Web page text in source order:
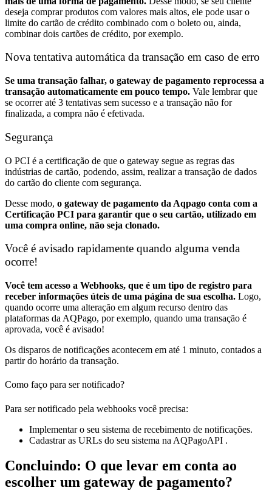
deseja comprar produtos com valores mais altos, ele pode usar o
limite do cartão de crédito combinado com o boleto ou, ainda,
combinar dois cartões de crédito, por exemplo.
Nova tentativa automática da transação em caso de erro
Se uma transação falhar, o gateway de pagamento reprocessa a
transação automaticamente em pouco tempo. Vale lembrar que
se ocorrer até 3 tentativas sem sucesso e a transação não for
finalizada, a compra não é efetivada.
Segurança
O PCI é a certificação de que o gateway segue as regras das
indústrias de cartão, podendo, assim, realizar a transação de dados
do cartão do cliente com segurança.
Desse modo, o gateway de pagamento da Aqpago conta com a
Certificação PCI para garantir que o seu cartão, utilizado em
uma compra online, não seja clonado.
Você é avisado rapidamente quando alguma venda
ocorre!
Você tem acesso a Webhooks, que é um tipo de registro para
receber informações úteis de uma página de sua escolha. Logo,
quando ocorre uma alteração em algum recurso dentro das
plataformas da AQPago, por exemplo, quando uma transação é
aprovada, você é avisado!
Os disparos de notificações acontecem em até 1 minuto, contados a
partir do horário da transação.
Como faço para ser notificado?
Para ser notificado pela webhooks você precisa:
Implementar o seu sistema de recebimento de notificações.
Cadastrar as URLs do seu sistema na AQPagoAPI .
Concluindo: O que levar em conta ao
escolher um gateway de pagamento?